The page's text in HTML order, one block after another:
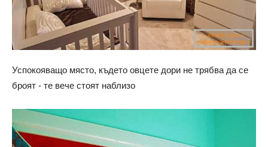
Успокояващо място, където овцете дори не трябва да се
броят - те вече стоят наблизо